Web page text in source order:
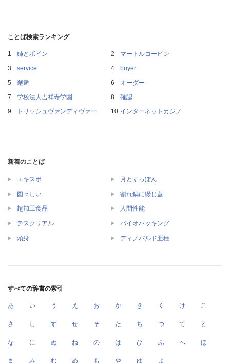
ことば検索ランキング
姉とボイン
マートルコービン
service
buyer
邂逅
オーダー
学校法人吉祥寺学園
確認
トリッシュヴァンディヴァー
インターネットカジノ
新着のことば
エキスポ 月とすっぽん
図々しい 割れ鍋に綴じ蓋
超加工食品 人間性能
テスクリアル バイオハッキング
頭身 ディノバルド亜種
すべての辞書の索引
あ い う え お か き く け こ
さ し す せ そ た ち つ て と
な に ぬ ね の は ひ ふ へ ほ
ま み む め も や ゆ よ